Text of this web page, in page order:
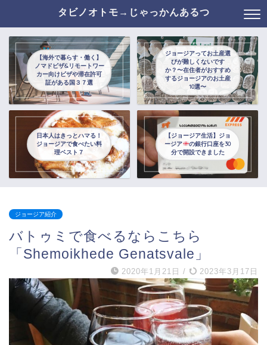
タビノオトモ→じゃっかんあるつ
【海外で暮らす・働く】
ノマドビザ&リモートワー
カー向けビザや滞在許可
証がある国３７選
ジョージアってお土産選
びが難しくないです
か？〜在住者がおすすめ
するジョージアのお土産
10選〜
日本人はきっとハマる！
ジョージアで食べたい料
理ベスト７
【ジョージア生活】ジョ
ージア
の銀行口座を30
分で開設できました
ジョージア紹介
バトゥミで食べるならこちら
「Shemoikhede Genatsvale」
2020年1月21日 / 2023年3月17日